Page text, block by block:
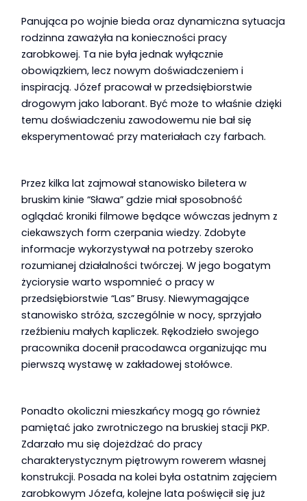
Panująca po wojnie bieda oraz dynamiczna sytuacja
rodzinna zaważyła na konieczności pracy
zarobkowej. Ta nie była jednak wyłącznie
obowiązkiem, lecz nowym doświadczeniem i
inspiracją. Józef pracował w przedsiębiorstwie
drogowym jako laborant. Być może to właśnie dzięki
temu doświadczeniu zawodowemu nie bał się
eksperymentować przy materiałach czy farbach.
Przez kilka lat zajmował stanowisko biletera w
bruskim kinie “Sława” gdzie miał sposobność
oglądać kroniki filmowe będące wówczas jednym z
ciekawszych form czerpania wiedzy. Zdobyte
informacje wykorzystywał na potrzeby szeroko
rozumianej działalności twórczej. W jego bogatym
życiorysie warto wspomnieć o pracy w
przedsiębiorstwie “Las” Brusy. Niewymagające
stanowisko stróża, szczególnie w nocy, sprzyjało
rzeźbieniu małych kapliczek. Rękodzieło swojego
pracownika docenił pracodawca organizując mu
pierwszą wystawę w zakładowej stołówce.
Ponadto okoliczni mieszkańcy mogą go również
pamiętać jako zwrotniczego na bruskiej stacji PKP.
Zdarzało mu się dojeżdżać do pracy
charakterystycznym piętrowym rowerem własnej
konstrukcji. Posada na kolei była ostatnim zajęciem
zarobkowym Józefa, kolejne lata poświęcił się już